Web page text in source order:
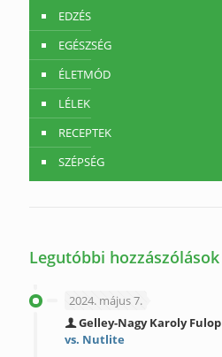
EDZÉS
EGÉSZSÉG
ÉLETMÓD
LÉLEK
RECEPTEK
SZÉPSÉG
Legutóbbi hozzászólások
2024. május 7.
Gelley-Nagy Karoly Fulop
vs. Nutlite